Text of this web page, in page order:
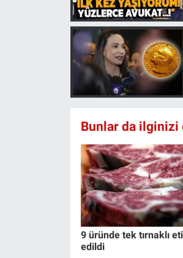
Bunlar da ilginizi
9 üründe tek tırnaklı
edildi
Canlı Yayın